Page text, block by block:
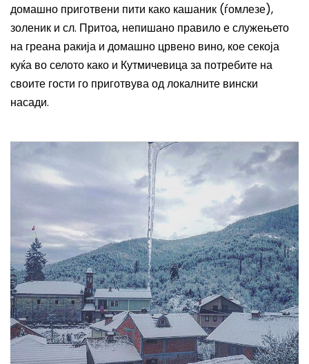
домашно приготвени пити како кашаник (ѓомлезе),
золеник и сл. Притоа, непишано правило е служењето
на греана ракија и домашно црвено вино, кое секоја
куќа во селото како и Кутмичевица за потребите на
своите гости го приготвува од локалните вински
насади.